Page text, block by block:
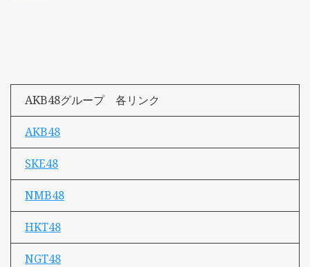
AKB48グループ 各リンク
AKB48
SKE48
NMB48
HKT48
NGT48